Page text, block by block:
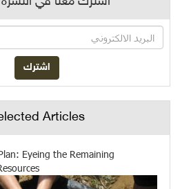
Articles
Eyeing the Remaining